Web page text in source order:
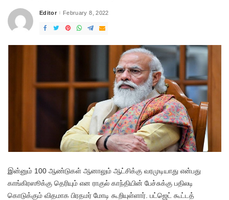
Posted
Editor February 8, 2022
இன்னும் 100 ஆண்டுகள் ஆனாலும் ஆட்சிக்கு வரமுடியாது என்பது
காங்கிரஸூக்கு தெரியும் என ராகுல் காந்தியின் பேச்சுக்கு பதிலடி
கொடுக்கும் விதமாக பிரதமர் மோடி கூறியுள்ளார். பட்ஜெட் கூட்டத்